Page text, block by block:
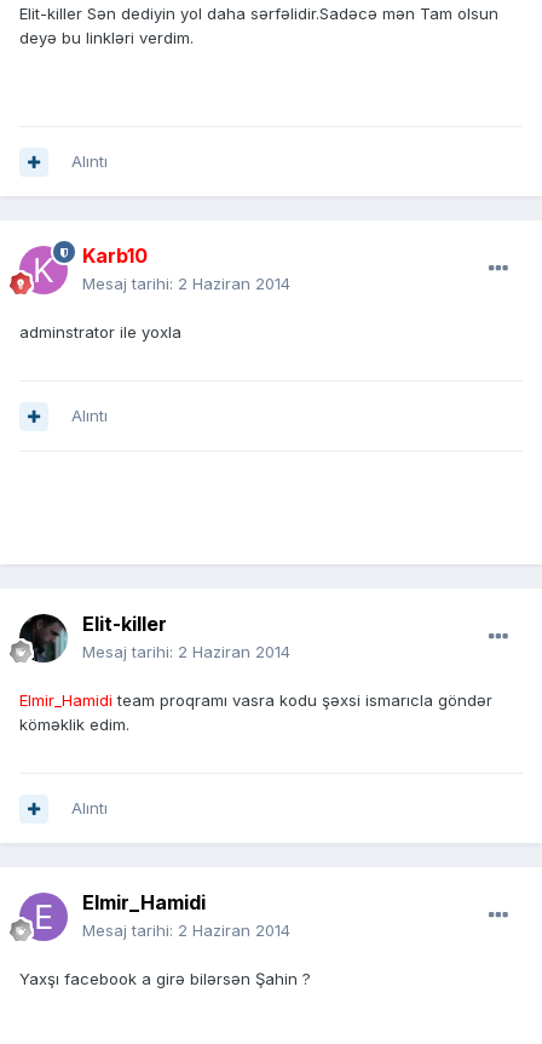
Elit-killer Sən dediyin yol daha sərfəlidir.Sadəcə mən Tam olsun
deyə bu linkləri verdim.
Alıntı
Karb10
Mesaj tarihi: 2 Haziran 2014
adminstrator ile yoxla
Alıntı
Elit-killer
Mesaj tarihi: 2 Haziran 2014
Elmir_Hamidi team proqramı vasra kodu şəxsi ismarıcla göndər
köməklik edim.
Alıntı
Elmir_Hamidi
Mesaj tarihi: 2 Haziran 2014
Yaxşı facebook a girə bilərsən Şahin ?